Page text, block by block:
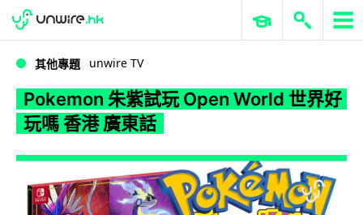
WWDC 2026 ERP 與商業 AI
其他專題 unwire TV
Pokemon 朱紫試玩 Open World 世界好
玩嗎 香港 廣東話